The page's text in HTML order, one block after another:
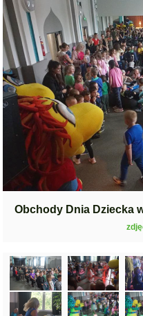
Obchody Dnia Dziecka